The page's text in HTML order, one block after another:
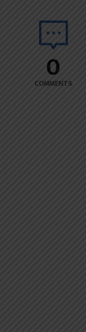
0
COMMENTS